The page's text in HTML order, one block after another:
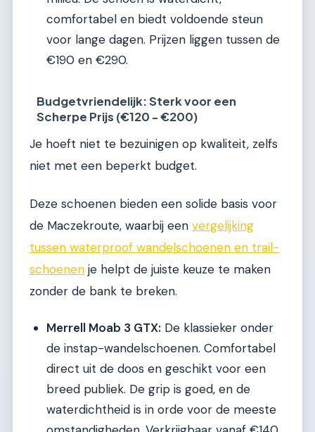
comfortabel en biedt voldoende steun
voor lange dagen. Prijzen liggen tussen de
€190 en €290.
Budgetvriendelijk: Sterk voor een
Scherpe Prijs (€120 - €200)
Je hoeft niet te bezuinigen op kwaliteit, zelfs
niet met een beperkt budget.
Deze schoenen bieden een solide basis voor
de Maczekroute, waarbij een vergelijking
tussen waterproof wandelschoenen en trail-
schoenen je helpt de juiste keuze te maken
zonder de bank te breken.
Merrell Moab 3 GTX: De klassieker onder
de instap-wandelschoenen. Comfortabel
direct uit de doos en geschikt voor een
breed publiek. De grip is goed, en de
waterdichtheid is in orde voor de meeste